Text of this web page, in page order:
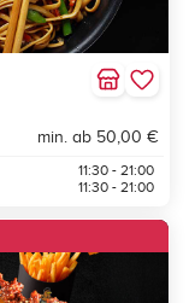
min. ab 50,00 €
11:30 - 21:00
11:30 - 21:00